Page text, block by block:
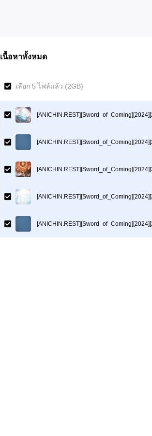
เนื้อหาทั้งหมด
เลือก 5 ไฟล์แล้ว (2GB)